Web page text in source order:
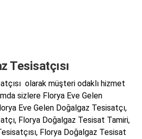
Tesisatçısı
olarak müşteri odaklı hizmet
sizlere Florya Eve Gelen
Eve Gelen Doğalgaz Tesisatçı,
Florya Doğalgaz Tesisat Tamiri,
Florya Doğalgaz Tesisat